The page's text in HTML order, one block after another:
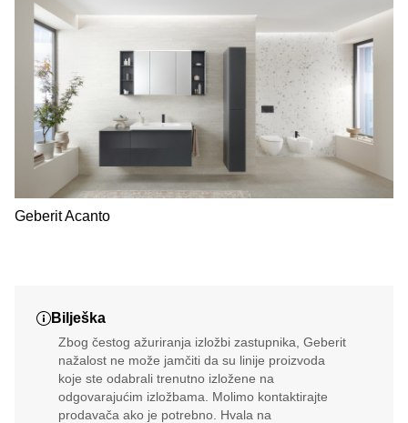
Geberit Acanto
Bilješka
Zbog čestog ažuriranja izložbi zastupnika, Geberit
nažalost ne može jamčiti da su linije proizvoda
koje ste odabrali trenutno izložene na
odgovarajućim izložbama. Molimo kontaktirajte
prodavača ako je potrebno. Hvala na